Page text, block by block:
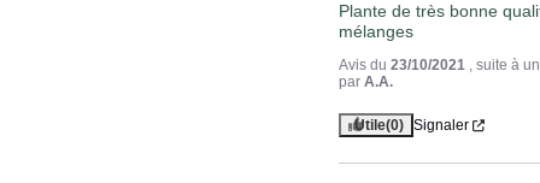
Plante de très bonne
mélanges
Avis du23/10/2021 , suite à
parA.A.
Utile(0) Signaler